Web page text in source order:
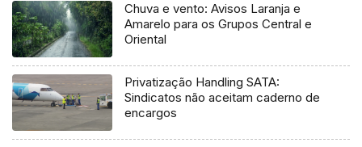
Chuva e vento: Avisos Laranja e
Amarelo para os Grupos Central e
Oriental
Privatização Handling SATA:
Sindicatos não aceitam caderno de
encargos